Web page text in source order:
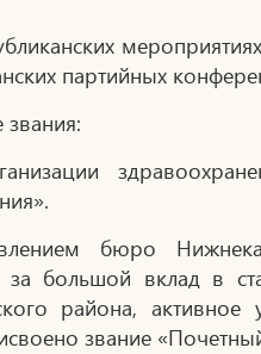
партийных
бюро
большой вклад в
района, активное
звание